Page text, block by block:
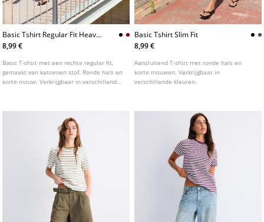
Basic Tshirt Regular Fit Heavy
Weight
8,99 €
Basic T-shirt met een rechte regular fit,
gemaakt van katoenen stof. Ronde hals en
korte mouw. Verkrijgbaar in verschillende
Basic Tshirt Slim Fit
8,99 €
Aansluitend T-shirt met ronde hals en
korte mouwen. Verkrijgbaar in
verschillende kleuren.